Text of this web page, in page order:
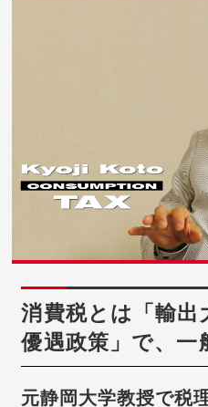
消費税とは「輸出
優遇政策」で、一
元静岡大学教授で税